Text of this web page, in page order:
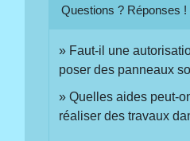
Questions ? Réponses !
Faut-il une
poser des panneaux
Quelles aides peut-
réaliser des travaux